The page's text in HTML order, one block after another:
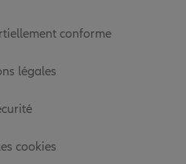
conforme
légales
cookies